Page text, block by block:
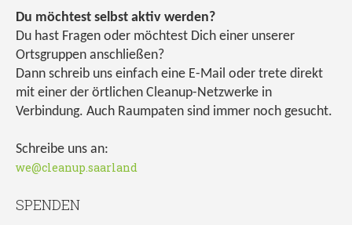
Du möchtest selbst aktiv werden?
Du hast Fragen oder möchtest Dich einer unserer
Ortsgruppen anschließen?
Dann schreib uns einfach eine E-Mail oder trete direkt
mit einer der örtlichen Cleanup-Netzwerke in
Verbindung. Auch Raumpaten sind immer noch gesucht.
Schreibe uns an:
we@cleanup.saarland
SPENDEN